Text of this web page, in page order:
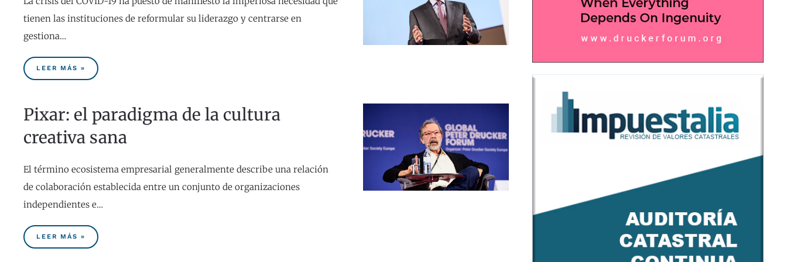
tienen las instituciones de reformular su liderazgo y centrarse en
gestiona…
LEER MÁS »
Pixar: el paradigma de la cultura
creativa sana
El término ecosistema empresarial generalmente describe una relación
de colaboración establecida entre un conjunto de organizaciones
independientes e…
LEER MÁS »